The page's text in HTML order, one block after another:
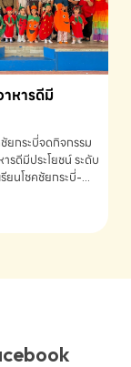
AND
2026 - ถ้วย
นะเลิศอันดับที่ 2
K2 - ถ้วยรางวัล
นดับที่ 2 Mental
งเรียนโชคชัยกระบี่-
เพิ่มเติม โทร.
หารดีมี
ชัยกระบี่จดกิจกรรม
รดีมีประโยชน์ ระดับ
รียนโชคชัยกระบี่-